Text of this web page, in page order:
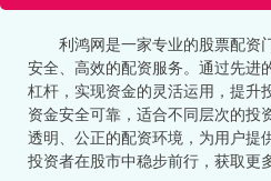
利鸿网是一家专业的股票配资
安全、高效的配资服务。通过先进
杠杆，实现资金的灵活运用，提升
资金安全可靠，适合不同层次的投
透明、公正的配资环境，为用户提
投资者在股市中稳步前行，获取更